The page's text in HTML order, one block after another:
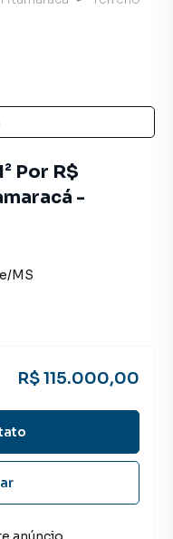
Por R$
-
/MS
R$ 115.000,00